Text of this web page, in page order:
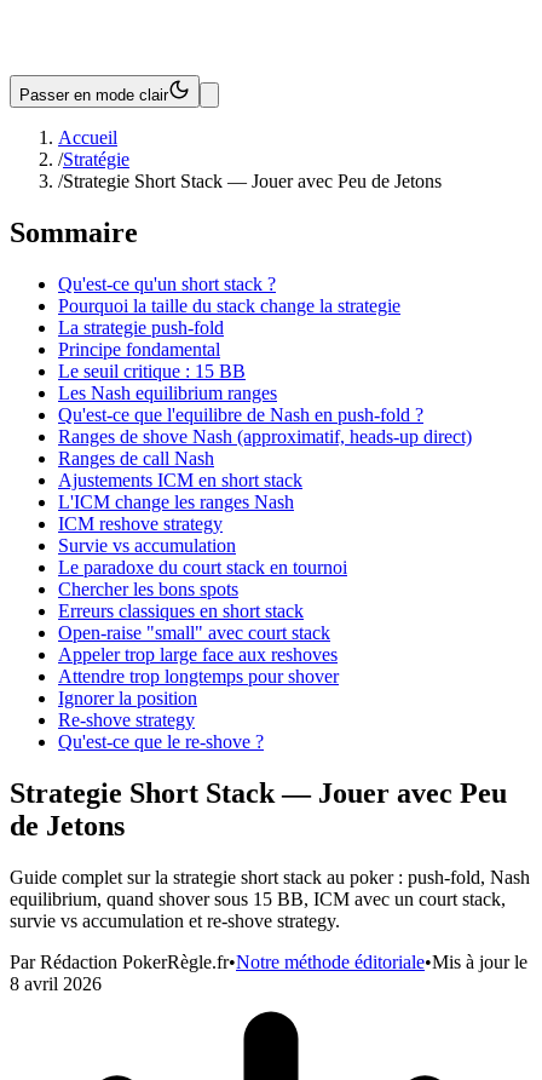
Passer en mode clair
Accueil
/Stratégie
/Strategie Short Stack — Jouer avec Peu de Jetons
Sommaire
Qu'est-ce qu'un short stack ?
Pourquoi la taille du stack change la strategie
La strategie push-fold
Principe fondamental
Le seuil critique : 15 BB
Les Nash equilibrium ranges
Qu'est-ce que l'equilibre de Nash en push-fold ?
Ranges de shove Nash (approximatif, heads-up direct)
Ranges de call Nash
Ajustements ICM en short stack
L'ICM change les ranges Nash
ICM reshove strategy
Survie vs accumulation
Le paradoxe du court stack en tournoi
Chercher les bons spots
Erreurs classiques en short stack
Open-raise "small" avec court stack
Appeler trop large face aux reshoves
Attendre trop longtemps pour shover
Ignorer la position
Re-shove strategy
Qu'est-ce que le re-shove ?
Strategie Short Stack — Jouer avec Peu
de Jetons
Guide complet sur la strategie short stack au poker : push-fold, Nash
equilibrium, quand shover sous 15 BB, ICM avec un court stack,
survie vs accumulation et re-shove strategy.
ParRédaction PokerRègle.fr•Notre méthode éditoriale•Mis à jour le
8 avril 2026